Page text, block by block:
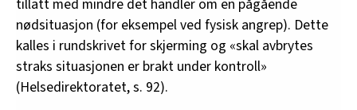
tillatt med mindre det handler om en pågående
nødsituasjon (for eksempel ved fysisk angrep). Dette
kalles i rundskrivet for skjerming og «skal avbrytes
straks situasjonen er brakt under kontroll»
(Helsedirektoratet, s. 92).